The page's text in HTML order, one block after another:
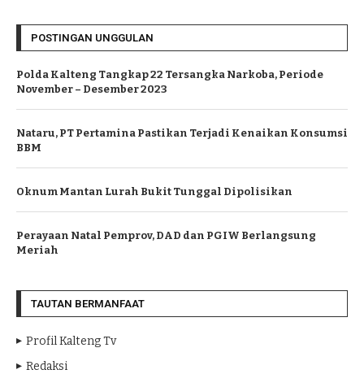
POSTINGAN UNGGULAN
Polda Kalteng Tangkap 22 Tersangka Narkoba, Periode
November – Desember 2023
Nataru, PT Pertamina Pastikan Terjadi Kenaikan Konsumsi
BBM
Oknum Mantan Lurah Bukit Tunggal Dipolisikan
Perayaan Natal Pemprov, DAD dan PGIW Berlangsung
Meriah
TAUTAN BERMANFAAT
Profil Kalteng Tv
Redaksi